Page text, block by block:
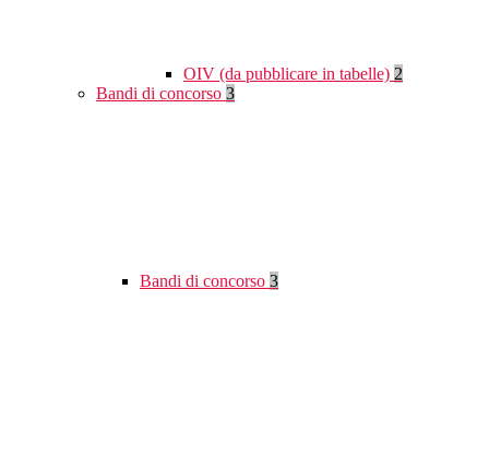
OIV (da pubblicare in tabelle) 2
Bandi di concorso 3
Bandi di concorso 3